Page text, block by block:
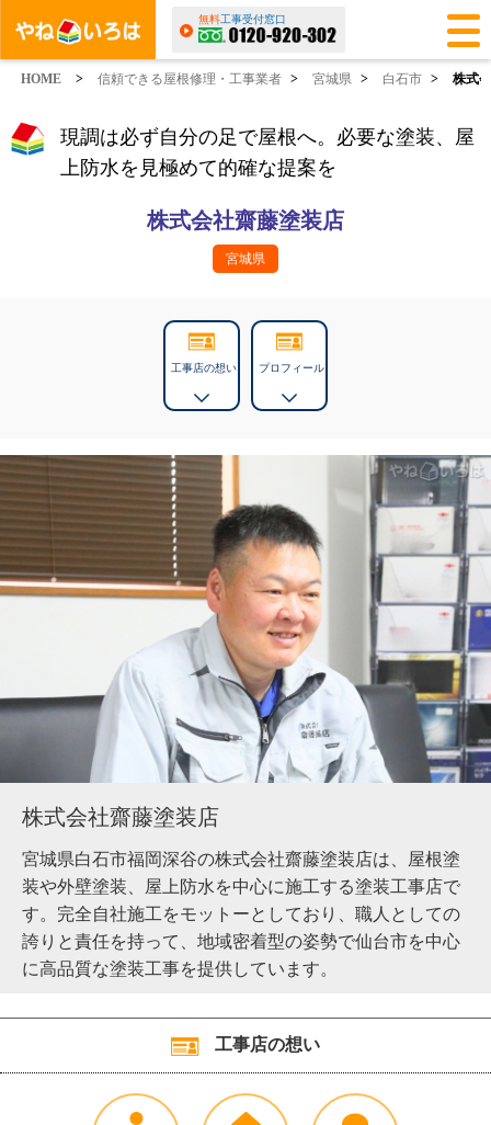
無料工事受付窓口
HOME > 信頼できる屋根修理・工事業者 > 宮城県 > 白石市 > 株式
現調は必ず自分の足で屋根へ。必要な塗装、屋
上防水を見極めて的確な提案を
株式会社齋藤塗装店
宮城県
工事店の想い プロフィール
株式会社齋藤塗装店
宮城県白石市福岡深谷の株式会社齋藤塗装店は、屋根塗
装や外壁塗装、屋上防水を中心に施工する塗装工事店で
す。完全自社施工をモットーとしており、職人としての
誇りと責任を持って、地域密着型の姿勢で仙台市を中心
に高品質な塗装工事を提供しています。
工事店の想い